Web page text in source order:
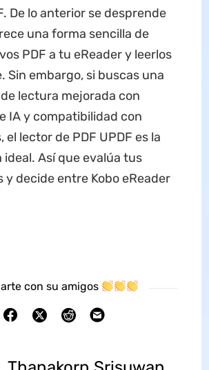
De lo anterior se desprende
una forma sencilla de
PDF a tu eReader y leerlos
Sin embargo, si buscas una
lectura mejorada con
IA y compatibilidad con
el lector de PDF UPDF es la
Así que evalúa tus
y decide entre Kobo eReader
con su amigos